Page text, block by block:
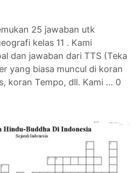
25 jawaban utk
kelas 11 . Kami
dan jawaban dari TTS (Teka
yang biasa muncul di koran
koran Tempo, dll. Kami … 0